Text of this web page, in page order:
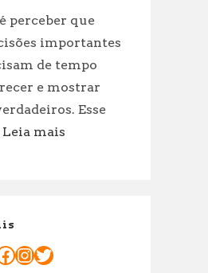
perceber que
importantes
de tempo
e mostrar
Esse
Leia mais
Instagram
Twitter